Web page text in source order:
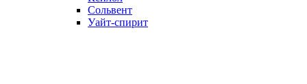
Сольвент
Уайт-спирит